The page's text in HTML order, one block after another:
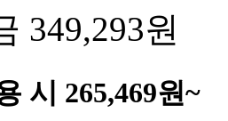
349,293원
시 265,469원~